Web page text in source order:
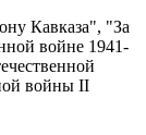
Кавказа", "За
войне 1941-
войны II